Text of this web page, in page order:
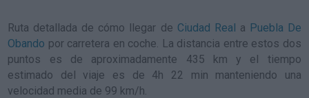
Ruta detallada de cómo llegar de Ciudad Real a Puebla De
Obando por carretera en coche. La distancia entre estos dos
puntos es de aproximadamente 435 km y el tiempo
estimado del viaje es de 4h 22 min manteniendo una
velocidad media de 99 km/h.